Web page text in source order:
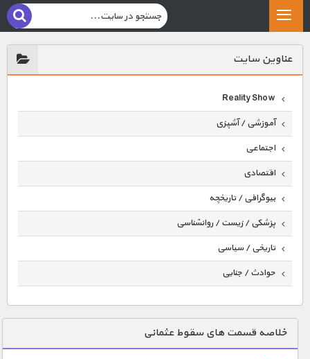
عناوين سايت
Reality Show
آموزشی / آشپزی
اجتماعی
اقتصادی
بیوگرافی / تاریخچه
پزشکی / زیست / روانشناسی
تاریخی / سیاسی
حوادث / جنایی
دنیای خوراکی ها
زمین شناسی / محیط زیست
خلاصه قسمت های سقوط عثمانی